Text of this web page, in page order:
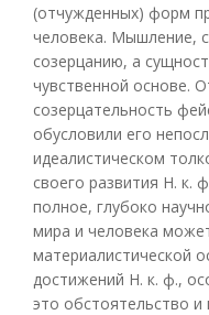
(отчужденных) форм
человека. Мышление,
созерцанию, а
чувственной основе.
созерцательность
обусловили его
идеалистическом
своего развития Н. к.
полное, глубоко
мира и человека
материалистической
достижений Н. к. ф.,
это обстоятельство